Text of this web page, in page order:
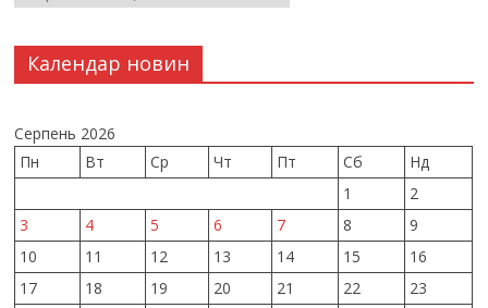
Календар новин
Серпень 2026
Пн
Вт Ср Чт Пт Сб
Нд
1
2
3
4 5 6 7 8
9
10
11 12 13 14 15
16
17
18 19 20 21 22
23